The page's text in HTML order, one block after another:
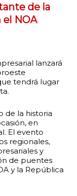
de la
NOA
lanzará
tendrá lugar
de la historia
en
El evento
regionales,
y
de puentes
y la República